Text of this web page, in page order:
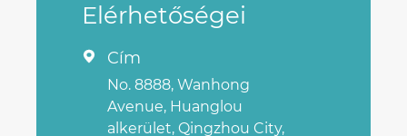
Elérhetőségei
 Cím
No. 8888, Wanhong
Avenue, Huanglou
alkerület, Qingzhou City,